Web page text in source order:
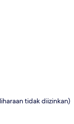
tidak diizinkan)